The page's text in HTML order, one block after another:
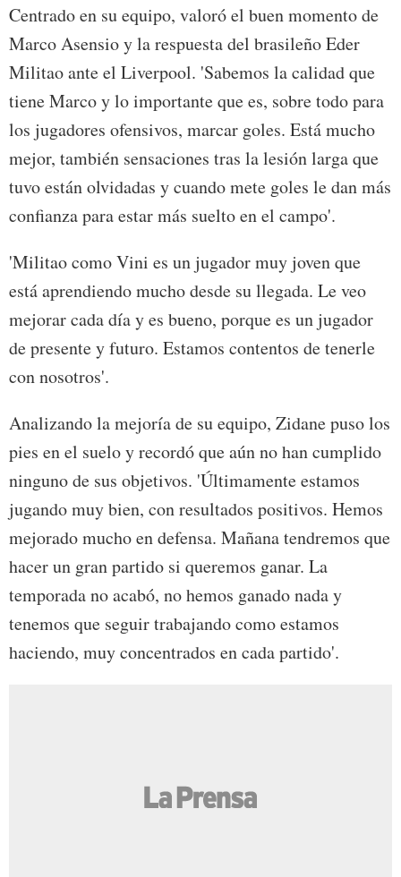
Centrado en su equipo, valoró el buen momento de
Marco Asensio y la respuesta del brasileño Eder
Militao ante el Liverpool. 'Sabemos la calidad que
tiene Marco y lo importante que es, sobre todo para
los jugadores ofensivos, marcar goles. Está mucho
mejor, también sensaciones tras la lesión larga que
tuvo están olvidadas y cuando mete goles le dan más
confianza para estar más suelto en el campo'.
'Militao como Vini es un jugador muy joven que
está aprendiendo mucho desde su llegada. Le veo
mejorar cada día y es bueno, porque es un jugador
de presente y futuro. Estamos contentos de tenerle
con nosotros'.
Analizando la mejoría de su equipo, Zidane puso los
pies en el suelo y recordó que aún no han cumplido
ninguno de sus objetivos. 'Últimamente estamos
jugando muy bien, con resultados positivos. Hemos
mejorado mucho en defensa. Mañana tendremos que
hacer un gran partido si queremos ganar. La
temporada no acabó, no hemos ganado nada y
tenemos que seguir trabajando como estamos
haciendo, muy concentrados en cada partido'.